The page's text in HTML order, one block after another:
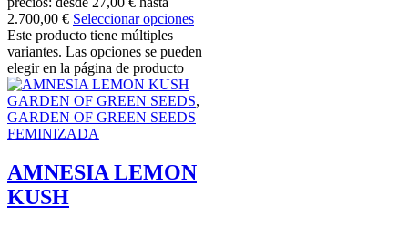
2.700,00 € Seleccionar opciones
Este producto tiene múltiples
variantes. Las opciones se pueden
elegir en la página de producto
GARDEN OF GREEN SEEDS,
GARDEN OF GREEN SEEDS
FEMINIZADA
AMNESIA LEMON
KUSH